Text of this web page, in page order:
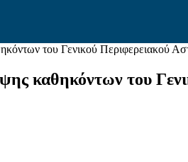
του Γενικού Περιφερειακού
καθηκόντων του